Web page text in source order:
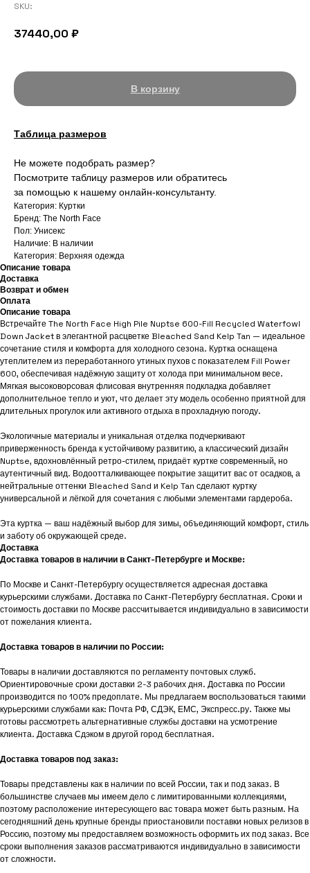
SKU:
37440,00 ₽
В корзину
Таблица размеров
Не можете подобрать размер?
Посмотрите таблицу размеров или обратитесь
за помощью к нашему онлайн-консультанту.
Категория: Куртки
Бренд: The North Face
Пол: Унисекс
Наличие: В наличии
Категория: Верхняя одежда
Описание товара
Доставка
Возврат и обмен
Оплата
Описание товара
Встречайте The North Face High Pile Nuptse 600-Fill Recycled Waterfowl
Down Jacket в элегантной расцветке Bleached Sand Kelp Tan — идеальное
сочетание стиля и комфорта для холодного сезона. Куртка оснащена
утеплителем из переработанного утиных пухов с показателем Fill Power
600, обеспечивая надёжную защиту от холода при минимальном весе.
Мягкая высоковорсовая флисовая внутренняя подкладка добавляет
дополнительное тепло и уют, что делает эту модель особенно приятной для
длительных прогулок или активного отдыха в прохладную погоду.
Экологичные материалы и уникальная отделка подчеркивают
приверженность бренда к устойчивому развитию, а классический дизайн
Nuptse, вдохновлённый ретро-стилем, придаёт куртке современный, но
аутентичный вид. Водоотталкивающее покрытие защитит вас от осадков, а
нейтральные оттенки Bleached Sand и Kelp Tan сделают куртку
универсальной и лёгкой для сочетания с любыми элементами гардероба.
Эта куртка — ваш надёжный выбор для зимы, объединяющий комфорт, стиль
и заботу об окружающей среде.
Доставка
Доставка товаров в наличии в Санкт-Петербурге и Москве:
По Москве и Санкт-Петербургу осуществляется адресная доставка
курьерскими службами. Доставка по Санкт-Петербургу бесплатная. Сроки и
стоимость доставки по Москве рассчитывается индивидуально в зависимости
от пожелания клиента.
Доставка товаров в наличии по России:
Товары в наличии доставляются по регламенту почтовых служб.
Ориентировочные сроки доставки 2-3 рабочих дня. Доставка по России
производится по 100% предоплате. Мы предлагаем воспользоваться такими
курьерскими службами как: Почта РФ, СДЭК, ЕМС, Экспресс.ру. Также мы
готовы рассмотреть альтернативные службы доставки на усмотрение
клиента. Доставка Сдэком в другой город бесплатная.
Доставка товаров под заказ:
Товары представлены как в наличии по всей России, так и под заказ. В
большинстве случаев мы имеем дело с лимитированными коллекциями,
поэтому расположение интересующего вас товара может быть разным. На
сегодняшний день крупные бренды приостановили поставки новых релизов в
Россию, поэтому мы предоставляем возможность оформить их под заказ. Все
сроки выполнения заказов рассматриваются индивидуально в зависимости
от сложности.